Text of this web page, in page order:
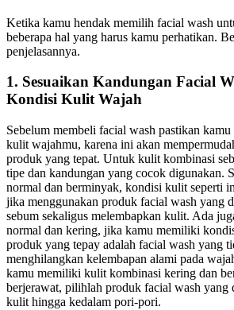
Ketika kamu hendak memilih facial wash
beberapa hal yang harus kamu perhatikan.
penjelasannya.
1. Sesuaikan Kandungan Facial
Kondisi Kulit Wajah
Sebelum membeli facial wash pastikan
kulit wajahmu, karena ini akan
produk yang tepat. Untuk kulit kombinasi
tipe dan kandungan yang cocok digunakan.
normal dan berminyak, kondisi kulit seperti
jika menggunakan produk facial wash yang
sebum sekaligus melembapkan kulit. Ada
normal dan kering, jika kamu memiliki
produk yang tepay adalah facial wash yang
menghilangkan kelembapan alami pada
kamu memiliki kulit kombinasi kering dan
berjerawat, pilihlah produk facial wash yang
kulit hingga kedalam pori-pori.